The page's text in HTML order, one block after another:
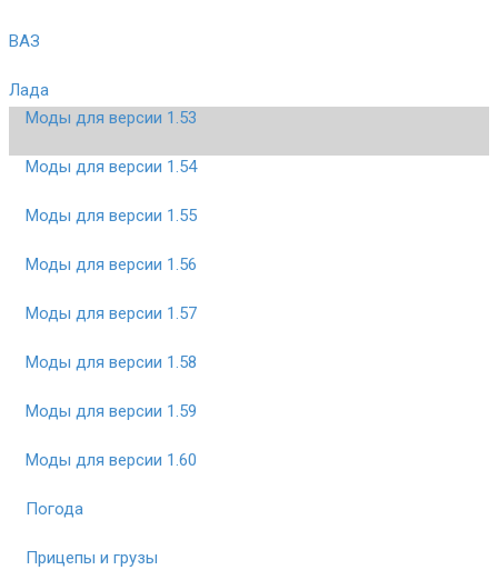
ВАЗ
Лада
Моды для версии 1.53
Моды для версии 1.54
Моды для версии 1.55
Моды для версии 1.56
Моды для версии 1.57
Моды для версии 1.58
Моды для версии 1.59
Моды для версии 1.60
Погода
Прицепы и грузы